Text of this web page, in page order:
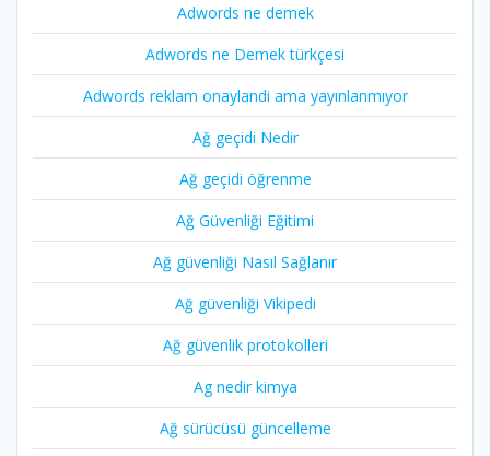
Adwords ne demek
Adwords ne Demek türkçesi
Adwords reklam onaylandi ama yayınlanmıyor
Ağ geçidi Nedir
Ağ geçidi öğrenme
Ağ Güvenliği Eğitimi
Ağ güvenliği Nasıl Sağlanır
Ağ güvenliği Vikipedi
Ağ güvenlik protokolleri
Ag nedir kimya
Ağ sürücüsü güncelleme